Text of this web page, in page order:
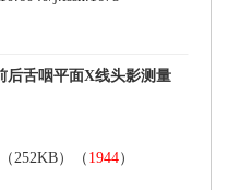
）